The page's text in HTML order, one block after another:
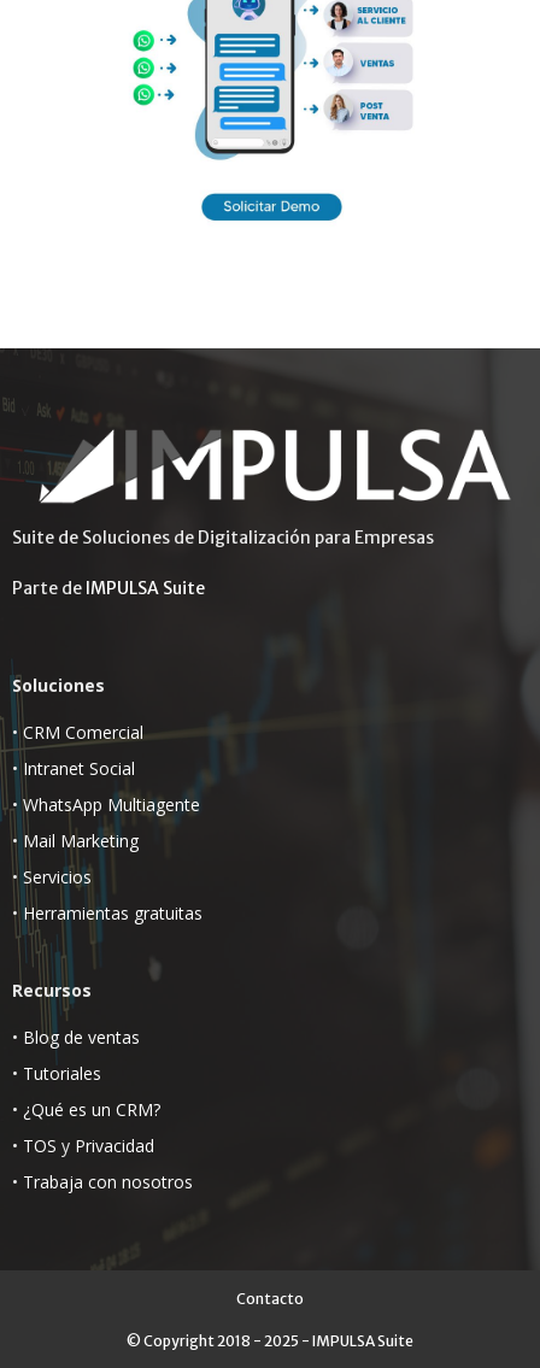
Suite de Soluciones de Digitalización para Empresas
Parte de IMPULSA Suite
Soluciones
•CRM Comercial
• Intranet Social
• WhatsApp Multiagente
• Mail Marketing
• Servicios
•Herramientas gratuitas
Recursos
• Blog de ventas
• Tutoriales
• ¿Qué es un CRM?
• TOS y Privacidad
• Trabaja con nosotros
Contacto
© Copyright 2018 - 2025 - IMPULSA Suite